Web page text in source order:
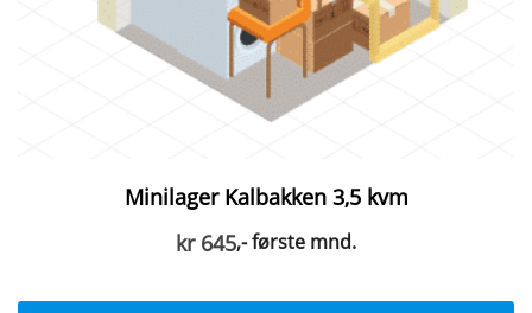
Minilager Kalbakken 3,5 kvm
kr645,- første mnd.